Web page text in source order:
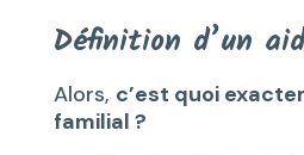
Définition d’un
Alors, c’est quoi
familial ?